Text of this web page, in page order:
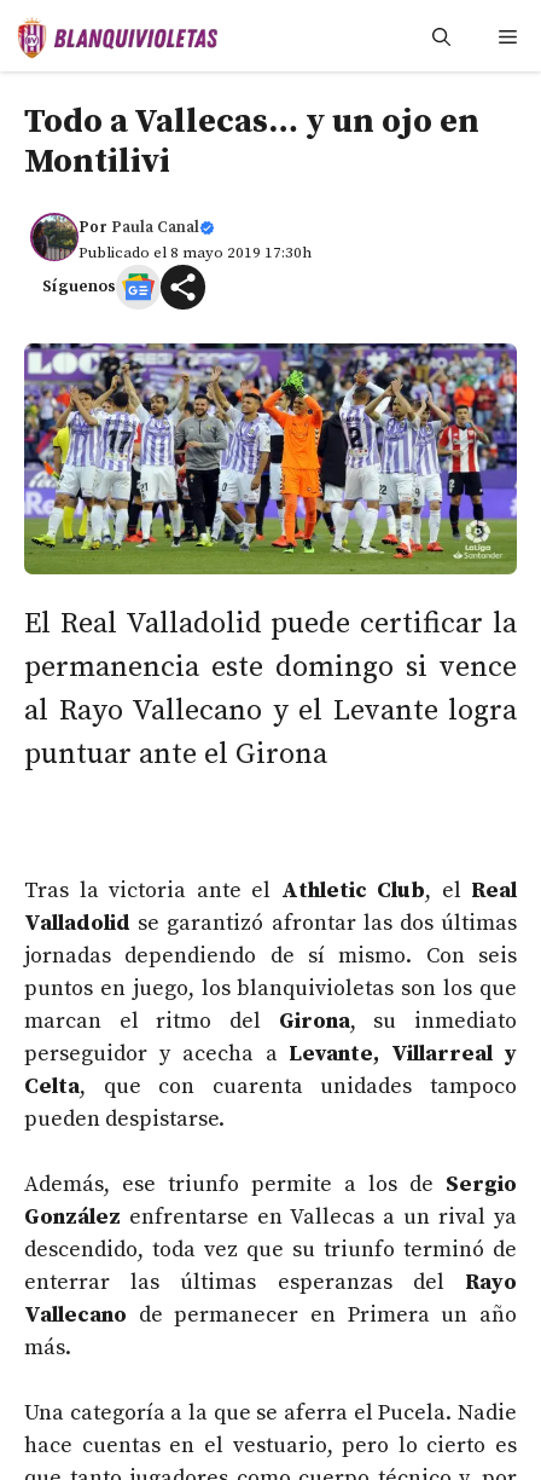
Saltar
Todo a Vallecas… y un ojo en
Montilivi
Por Paula Canal
Publicado el 8 mayo 2019 17:30h
Síguenos
El Real Valladolid puede certificar la
permanencia este domingo si vence
al Rayo Vallecano y el Levante logra
puntuar ante el Girona
Tras la victoria ante el Athletic Club, el Real
Valladolid se garantizó afrontar las dos últimas
jornadas dependiendo de sí mismo. Con seis
puntos en juego, los blanquivioletas son los que
marcan el ritmo del Girona, su inmediato
perseguidor y acecha a Levante, Villarreal y
Celta, que con cuarenta unidades tampoco
pueden despistarse.
Además, ese triunfo permite a los de Sergio
González enfrentarse en Vallecas a un rival ya
descendido, toda vez que su triunfo terminó de
enterrar las últimas esperanzas del Rayo
Vallecano de permanecer en Primera un año
más.
Una categoría a la que se aferra el Pucela. Nadie
hace cuentas en el vestuario, pero lo cierto es